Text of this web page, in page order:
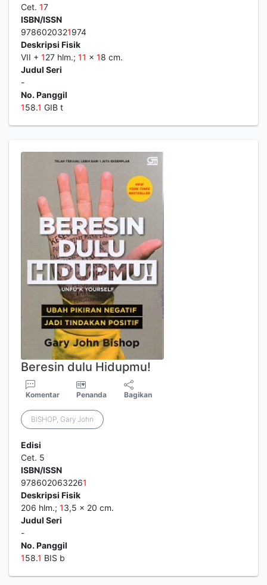
Cet. 17
ISBN/ISSN
9786020321974
Deskripsi Fisik
VII + 127 hlm.; 11 x 18 cm.
Judul Seri
-
No. Panggil
158.1 GIB t
Beresin dulu Hidupmu!
Komentar Penanda Bagikan
BISHOP, Gary John
Edisi
Cet. 5
ISBN/ISSN
9786020632261
Deskripsi Fisik
206 hlm.; 13,5 x 20 cm.
Judul Seri
-
No. Panggil
158.1 BIS b